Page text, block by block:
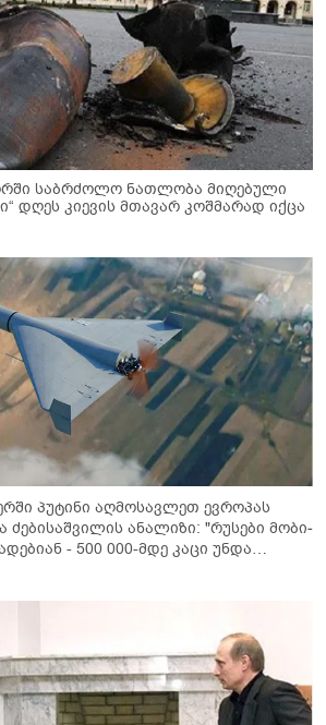
საბრძოლო ნათლობა მიღებული
დღეს კიევის მთავარ კოშმარად იქცა
პუტინი აღმოსავლეთ ევროპას
ძებისაშვილის ანალიზი: "რუსები მობი­
- 500 000-მდე კაცი უნდა